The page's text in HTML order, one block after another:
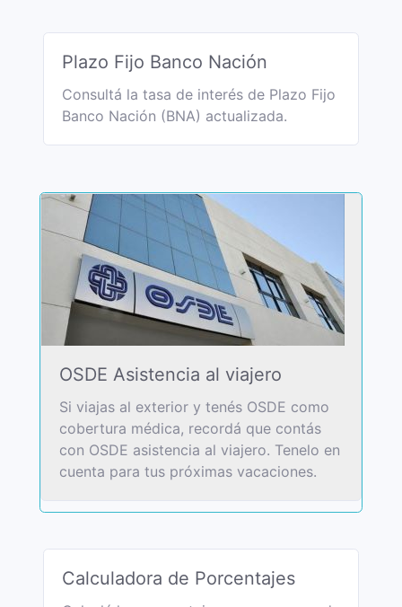
Plazo Fijo Banco Nación
Consultá la tasa de interés de Plazo Fijo
Banco Nación (BNA) actualizada.
OSDE Asistencia al viajero
Si viajas al exterior y tenés OSDE como
cobertura médica, recordá que contás
con OSDE asistencia al viajero. Tenelo en
cuenta para tus próximas vacaciones.
Calculadora de Porcentajes